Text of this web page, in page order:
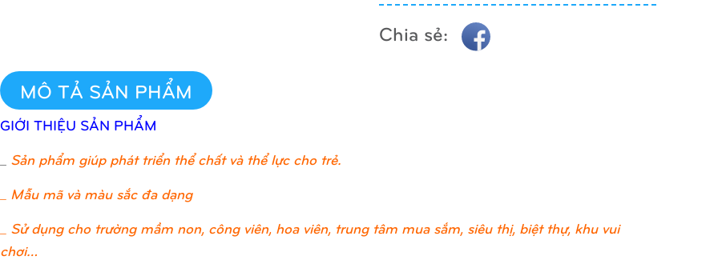
Chia sẻ:
MÔ TẢ SẢN PHẨM
GIỚI THIỆU SẢN PHẨM
Sản phẩm giúp phát triển thể chất và thể lực cho trẻ.
_ Mẫu mã và màu sắc đa dạng
_ Sử dụng cho trường mầm non, công viên, hoa viên, trung tâm mua sắm, siêu thị, biệt thự, khu vui
chơi…